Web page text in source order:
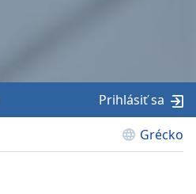
Grécko
Prihlásiť sa